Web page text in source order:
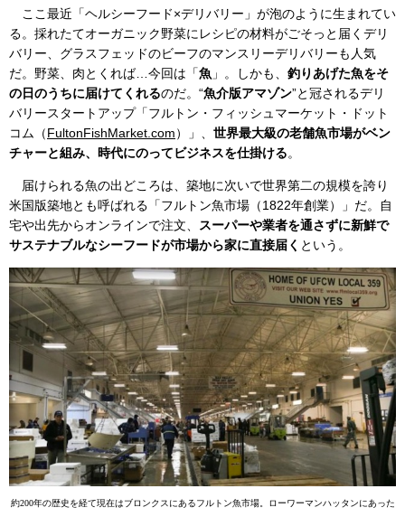
ここ最近「ヘルシーフード×デリバリー」が泡のように生まれてい
る。採れたてオーガニック野菜にレシピの材料がごそっと届くデリ
バリー、グラスフェッドのビーフのマンスリーデリバリーも人気
だ。野菜、肉とくれば…今回は「魚 」。しかも、 釣りあげた魚をそ
の日のうちに届けてくれるのだ。“魚介版アマゾン”と冠されるデリ
バリースタートアップ「フルトン・フィッシュマーケット・ドット
コム（FultonFishMarket.com）」、 世界最大級の老舗魚市場がベン
チャーと組み、時代にのってビジネスを仕掛ける。
届けられる魚の出どころは、築地に次いで世界第二の規模を誇り
米国版築地とも呼ばれる「フルトン魚市場（1822年創業）」だ。自
宅や出先からオンラインで注文、 スーパーや業者を通さずに新鮮で
サステナブルなシーフードが市場から家に直接届く という。
約200年の歴史を経て現在はブロンクスにあるフルトン魚市場。ローワーマンハッタンにあった